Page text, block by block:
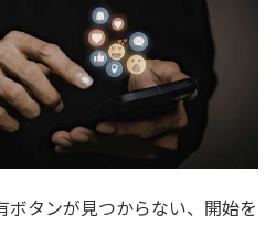
ボタンが見つからない、開始を